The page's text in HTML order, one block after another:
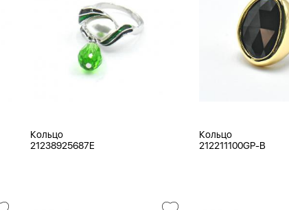
Кольцо
21238925687E
Кольцо
212211100GP-B